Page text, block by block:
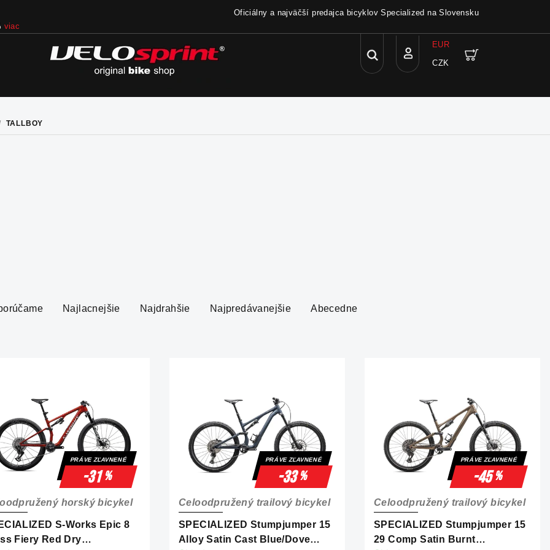
Oficiálny a najväčší predajca bicyklov Specialized na Slovensku
viac
Hľadať
Prihlásenie
EUR
CZK
košík
TALLBOY
Najlacnejšie Najdrahšie Najpredávanejšie Abecedne
PRÁVE ZĽAVNENÉ
-31%
S-Works Epic 8
Fiery Red Dry
horský bicykel
PRÁVE ZĽAVNENÉ
-33%
SPECIALIZED Stumpjumper 15
Alloy Satin Cast Blue/Dove
Celoodpružený trailový bicykel
PRÁVE ZĽAVNENÉ
-45%
SPECIALIZED Stumpjumper 15
29 Comp Satin Burnt
Celoodpružený trailový bicykel